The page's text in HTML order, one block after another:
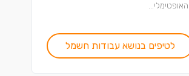
האופטימלי...
לטיפים בנושא עבודות חשמל